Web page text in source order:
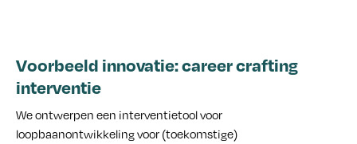
Voorbeeld innovatie: career crafting
interventie
We ontwerpen een interventietool voor
loopbaanontwikkeling voor (toekomstige)